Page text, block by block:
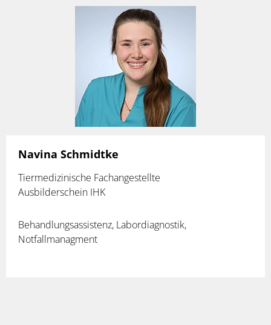
Navina Schmidtke
Tiermedizinische Fachangestellte
Ausbilderschein IHK
Behandlungsassistenz, Labordiagnostik,
Notfallmanagment